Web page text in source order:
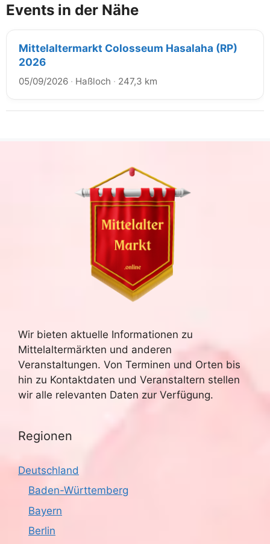
Events in der Nähe
Mittelaltermarkt Colosseum Hasalaha (RP)
2026
05/09/2026 · Haßloch · 247,3 km
Wir bieten aktuelle Informationen zu
Mittelaltermärkten und anderen
Veranstaltungen. Von Terminen und Orten bis
hin zu Kontaktdaten und Veranstaltern stellen
wir alle relevanten Daten zur Verfügung.
Regionen
Deutschland
Baden-Württemberg
Bayern
Berlin